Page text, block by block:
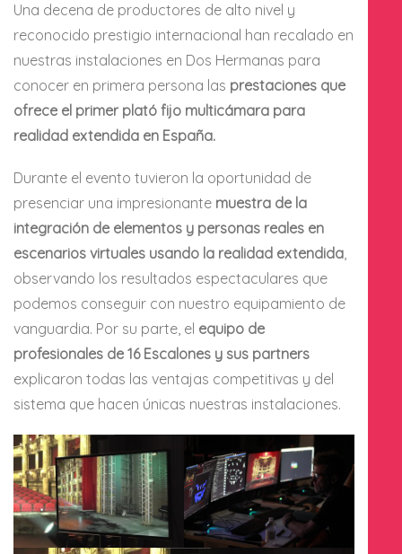
Una decena de productores de alto nivel y
reconocido prestigio internacional han recalado en
nuestras instalaciones en Dos Hermanas para
conocer en primera persona las prestaciones que
ofrece el primer plató fijo multicámara para
realidad extendida en España.
Durante el evento tuvieron la oportunidad de
presenciar una impresionante muestra de la
integración de elementos y personas reales en
escenarios virtuales usando la realidad extendida,
observando los resultados espectaculares que
podemos conseguir con nuestro equipamiento de
vanguardia. Por su parte, el equipo de
profesionales de 16 Escalones y sus partners
explicaron todas las ventajas competitivas y del
sistema que hacen únicas nuestras instalaciones.